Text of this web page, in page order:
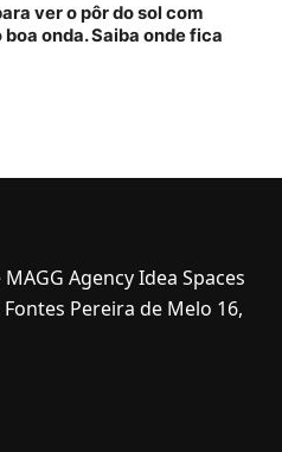
ver o pôr do sol com
onda. Saiba onde fica
Agency Idea Spaces
Pereira de Melo 16,